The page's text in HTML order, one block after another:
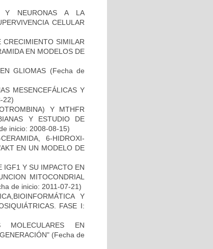
Y NEURONAS A LA
CELULAR
SIMILAR
EN MODELOS DE
GLIOMAS (Fecha de
MESENCEFÁLICAS Y
22)
Y MTHFR
Y ESTUDIO DE
inicio: 2008-08-15)
6-HIDROXI-
EN UN MODELO DE
IGF1 Y SU IMPACTO EN
MITOCONDRIAL
de inicio: 2011-07-21)
Y
FASE I:
MOLECULARES EN
(Fecha de